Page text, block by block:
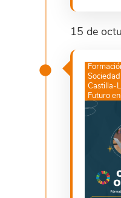
15 de
Castilla-
Futuro